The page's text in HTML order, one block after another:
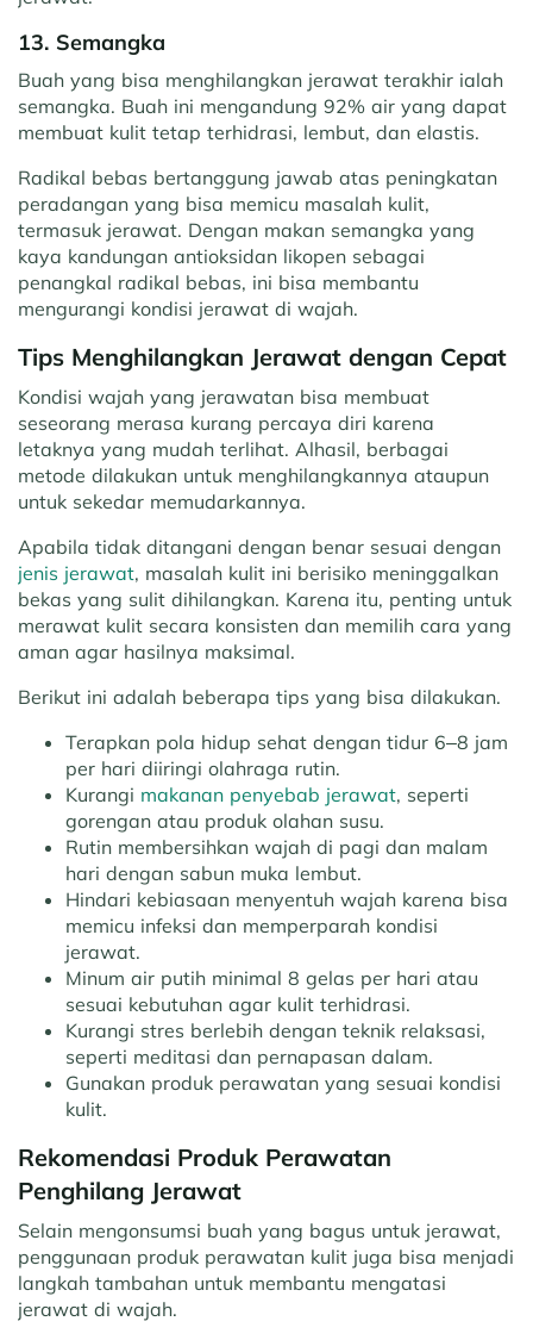
13. Semangka
Buah yang bisa menghilangkan jerawat terakhir ialah
semangka. Buah ini mengandung 92% air yang dapat
membuat kulit tetap terhidrasi, lembut, dan elastis.
Radikal bebas bertanggung jawab atas peningkatan
peradangan yang bisa memicu masalah kulit,
termasuk jerawat. Dengan makan semangka yang
kaya kandungan antioksidan likopen sebagai
penangkal radikal bebas, ini bisa membantu
mengurangi kondisi jerawat di wajah.
Tips Menghilangkan Jerawat dengan Cepat
Kondisi wajah yang jerawatan bisa membuat
seseorang merasa kurang percaya diri karena
letaknya yang mudah terlihat. Alhasil, berbagai
metode dilakukan untuk menghilangkannya ataupun
untuk sekedar memudarkannya.
Apabila tidak ditangani dengan benar sesuai dengan
jenis jerawat, masalah kulit ini berisiko meninggalkan
bekas yang sulit dihilangkan. Karena itu, penting untuk
merawat kulit secara konsisten dan memilih cara yang
aman agar hasilnya maksimal.
Berikut ini adalah beberapa tips yang bisa dilakukan.
Terapkan pola hidup sehat dengan tidur 6–8 jam
per hari diiringi olahraga rutin.
Kurangi makanan penyebab jerawat, seperti
gorengan atau produk olahan susu.
Rutin membersihkan wajah di pagi dan malam
hari dengan sabun muka lembut.
Hindari kebiasaan menyentuh wajah karena bisa
memicu infeksi dan memperparah kondisi
jerawat.
Minum air putih minimal 8 gelas per hari atau
sesuai kebutuhan agar kulit terhidrasi.
Kurangi stres berlebih dengan teknik relaksasi,
seperti meditasi dan pernapasan dalam.
Gunakan produk perawatan yang sesuai kondisi
kulit.
Rekomendasi Produk Perawatan
Penghilang Jerawat
Selain mengonsumsi buah yang bagus untuk jerawat,
penggunaan produk perawatan kulit juga bisa menjadi
langkah tambahan untuk membantu mengatasi
jerawat di wajah.